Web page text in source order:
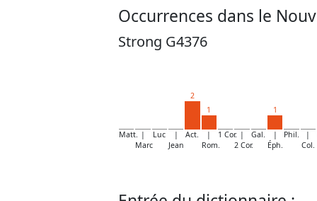
Occurrences dans le
Strong G4376
Matt. |
Marc
Luc
|
Jean
2
Act.
1
|
Rom.
1 Cor. |
2 Cor.
Gal.
1
|
Éph.
Phil.
|
Col.